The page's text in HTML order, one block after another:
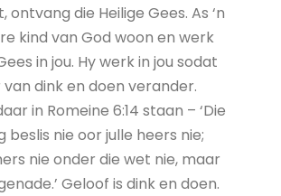
ontvang die Heilige Gees. As ‘n
kind van God woon en werk
in jou. Hy werk in jou sodat
dink en doen verander.
in Romeine 6:14 staan – ‘Die
beslis nie oor julle heers nie;
nie onder die wet nie, maar
Geloof is dink en doen.